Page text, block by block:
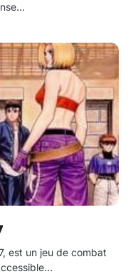
est un jeu de combat